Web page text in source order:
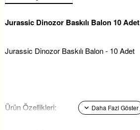
Jurassic Dinozor Baskılı Balon 10 Adet
Jurassic Dinozor Baskılı Balon - 10 Adet
Ürün Özellikleri: